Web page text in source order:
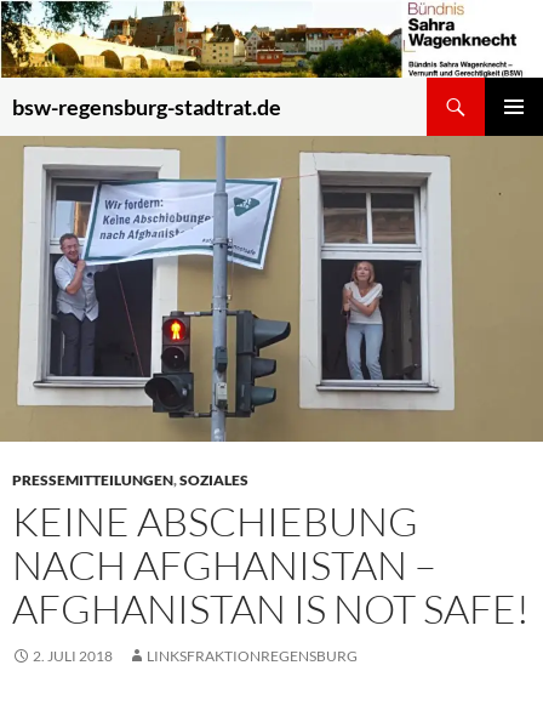
Zum
Inhalt
springen
bsw-regensburg-stadtrat.de
PRESSEMITTEILUNGEN,SOZIALES
KEINE ABSCHIEBUNG
NACH AFGHANISTAN –
AFGHANISTAN IS NOT SAFE!
2. JULI 2018 LINKSFRAKTIONREGENSBURG